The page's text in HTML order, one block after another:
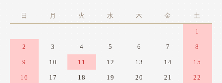
日 月 火 水 木 金 土
1
2 3 4 5 6 7 8
9 10 11 12 13 14 15
16 17 18 19 20 21 22